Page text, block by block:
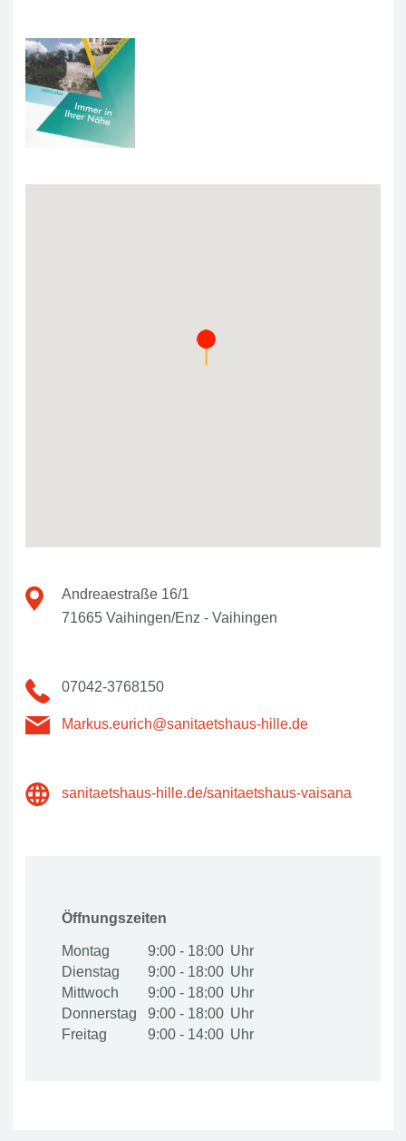
Andreaestraße 16/1
71665 Vaihingen/Enz - Vaihingen
07042-3768150
Markus.eurich@sanitaetshaus-hille.de
sanitaetshaus-hille.de/sanitaetshaus-vaisana
Öffnungszeiten
Montag
9:00 - 18:00
Dienstag
9:00 - 18:00
Mittwoch
9:00 - 18:00
Donnerstag
9:00 - 18:00
Freitag
9:00 - 14:00